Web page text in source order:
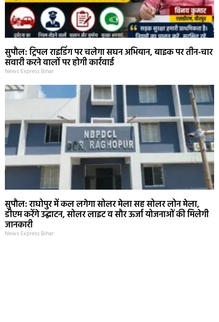
सुपौल: ट्रिपल राइडिंग पर चलेगा सघन अभियान, बाइक पर तीन-चार
सवारी करने वालों पर होगी कार्रवाई
News Express Bihar
सुपौल: राघोपुर में कल लगेगा सोलर मेला सह सोलर लोन मेला,
डीएम करेंगे उद्घाटन, सोलर लाइट व सौर ऊर्जा योजनाओं की मिलेगी
जानकारी
News Express Bihar